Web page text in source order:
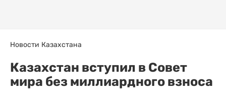
Новости Казахстана
Казахстан вступил в Совет
мира без миллиардного взноса